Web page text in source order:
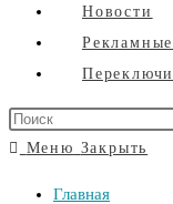
Новости
Меню Закрыть
Главная